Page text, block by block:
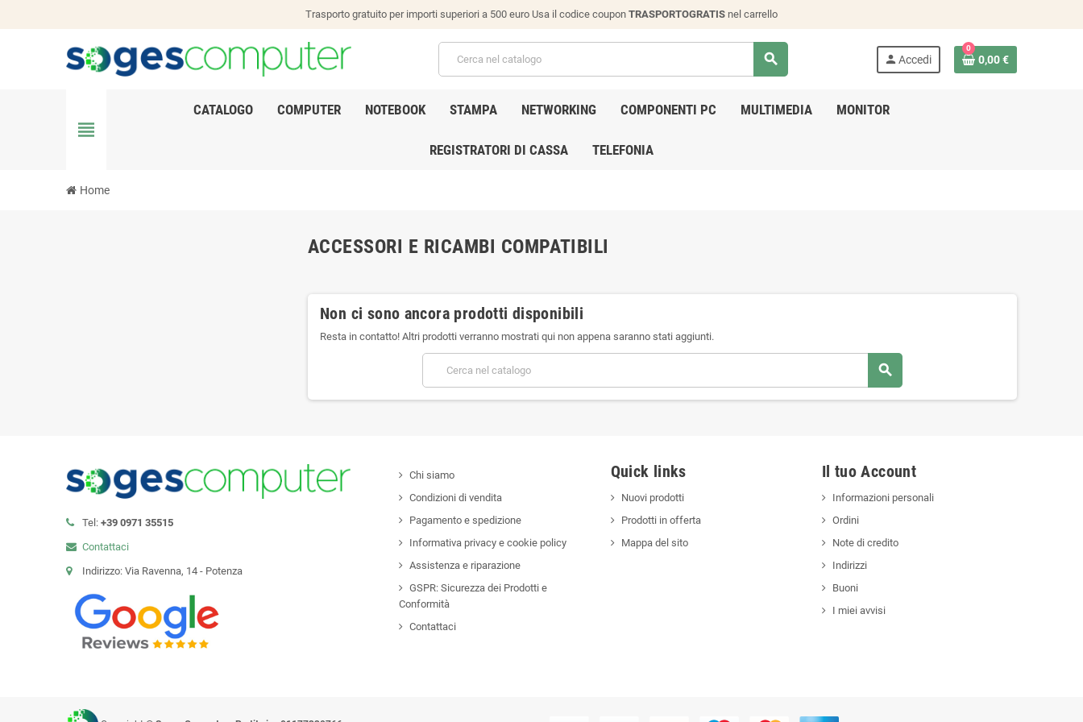
Trasporto gratuito per importi superiori a 500 euro Usa il codice coupon TRASPORTOGRATIS nel carrello
search person Accedi
0
0,00 €
view_headline
CATALOGO COMPUTER NOTEBOOK STAMPA NETWORKING COMPONENTI PC MULTIMEDIA MONITOR
REGISTRATORI DI CASSA TELEFONIA
Home
ACCESSORI E RICAMBI COMPATIBILI
Non ci sono ancora prodotti disponibili
Resta in contatto! Altri prodotti verranno mostrati qui non appena saranno stati aggiunti.
search
Tel: +39 0971 35515
Contattaci
Indirizzo: Via Ravenna, 14 - Potenza
Chi siamo
Condizioni di vendita
Pagamento e spedizione
Informativa privacy e cookie policy
Assistenza e riparazione
GSPR: Sicurezza dei Prodotti e
Conformità
Contattaci
Quick links
Nuovi prodotti
Prodotti in offerta
Mappa del sito
Il tuo Account
Informazioni personali
Ordini
Note di credito
Indirizzi
Buoni
I miei avvisi